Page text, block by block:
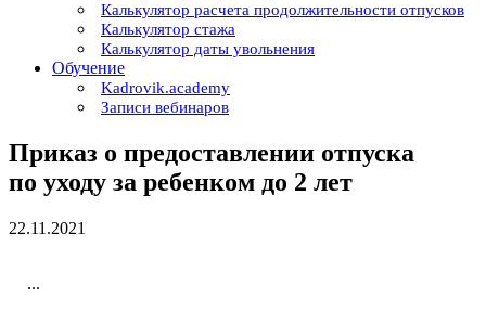
Калькулятор расчета продолжительности отпусков
Калькулятор стажа
Калькулятор даты увольнения
Обучение
Kadrovik.academy
Записи вебинаров
Приказ о предоставлении отпуска
по уходу за ребенком до 2 лет
22.11.2021
...